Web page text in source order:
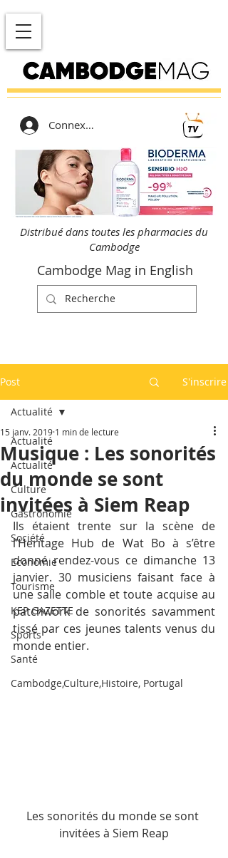
Connexion
Distribué dans toutes les pharmacies du
Cambodge
Cambodge Mag in English
Post S'inscrire
Actualité
Actualité
Culture
Gastronomie
Société
Economie
Tourisme
KEP GAZETTE
Sports
Santé
Cambodge,Culture,Histoire, Portugal
Actualité
Musique : Les sonorités
du monde se sont
invitées à Siem Reap
15 janv. 2019 1 min de lecture
Ils étaient trente sur la scène de
l’Heritage Hub de Wat Bo à s’être
donné rendez-vous ce dimanche 13
janvier. 30 musiciens faisant face à
une salle comble et toute acquise au
patchwork de sonorités savamment
tissé par ces jeunes talents venus du
monde entier.
Les sonorités du monde se sont
invitées à Siem Reap